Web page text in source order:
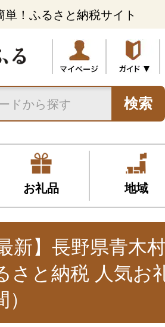
！ふるさと納税サイト
検索
お礼品 地域
新】長野県青木
さと納税 人気お